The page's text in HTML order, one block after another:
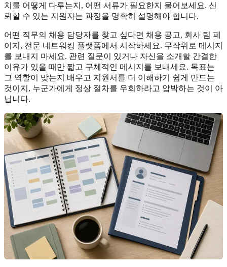
치를 어떻게 다루는지, 어떤 서류가 필요한지 물어보세요. 신
뢰할 수 있는 지원자는 과정을 명확히 설명해야 합니다.
어떤 직무의 채용 담당자를 찾고 싶다면 채용 공고, 회사 팀 페
이지, 전문 네트워킹 플랫폼에서 시작하세요. 무작위로 메시지
를 보내지 마세요. 관련 질문이 있거나 자신을 소개할 간결한
이유가 있을 때만 짧고 구체적인 메시지를 보내세요. 목표는
그 역할이 맞는지 배우고 지원서를 더 이해하기 쉽게 만드는
것이지, 누군가에게 정상 절차를 우회하라고 압박하는 것이 아
닙니다.